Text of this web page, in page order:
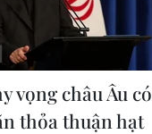
vọng châu Âu có
thỏa thuận hạt